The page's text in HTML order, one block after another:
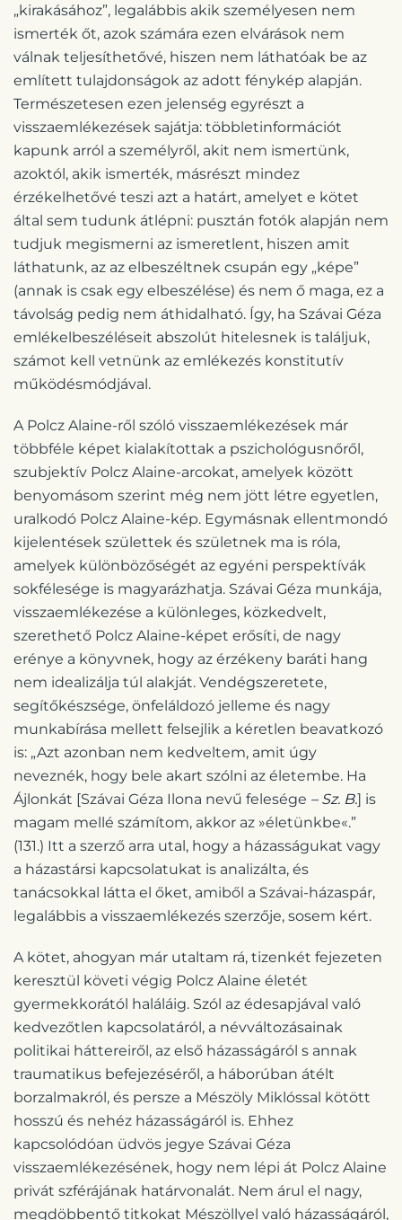
„kirakásához”, legalábbis akik személyesen nem
ismerték őt, azok számára ezen elvárások nem
válnak teljesíthetővé, hiszen nem láthatóak be az
említett tulajdonságok az adott fénykép alapján.
Természetesen ezen jelenség egyrészt a
visszaemlékezések sajátja: többletinformációt
kapunk arról a személyről, akit nem ismertünk,
azoktól, akik ismerték, másrészt mindez
érzékelhetővé teszi azt a határt, amelyet e kötet
által sem tudunk átlépni: pusztán fotók alapján nem
tudjuk megismerni az ismeretlent, hiszen amit
láthatunk, az az elbeszéltnek csupán egy „képe”
(annak is csak egy elbeszélése) és nem ő maga, ez a
távolság pedig nem áthidalható. Így, ha Szávai Géza
emlékelbeszéléseit abszolút hitelesnek is találjuk,
számot kell vetnünk az emlékezés konstitutív
működésmódjával.
A Polcz Alaine-ről szóló visszaemlékezések már
többféle képet kialakítottak a pszichológusnőről,
szubjektív Polcz Alaine-arcokat, amelyek között
benyomásom szerint még nem jött létre egyetlen,
uralkodó Polcz Alaine-kép. Egymásnak ellentmondó
kijelentések születtek és születnek ma is róla,
amelyek különbözőségét az egyéni perspektívák
sokfélesége is magyarázhatja. Szávai Géza munkája,
visszaemlékezése a különleges, közkedvelt,
szerethető Polcz Alaine-képet erősíti, de nagy
erénye a könyvnek, hogy az érzékeny baráti hang
nem idealizálja túl alakját. Vendégszeretete,
segítőkészsége, önfeláldozó jelleme és nagy
munkabírása mellett felsejlik a kéretlen beavatkozó
is: „Azt azonban nem kedveltem, amit úgy
neveznék, hogy bele akart szólni az életembe. Ha
Ájlonkát [Szávai Géza Ilona nevű felesége – Sz. B.] is
magam mellé számítom, akkor az »életünkbe«.”
(131.) Itt a szerző arra utal, hogy a házasságukat vagy
a házastársi kapcsolatukat is analizálta, és
tanácsokkal látta el őket, amiből a Szávai-házaspár,
legalábbis a visszaemlékezés szerzője, sosem kért.
A kötet, ahogyan már utaltam rá, tizenkét fejezeten
keresztül követi végig Polcz Alaine életét
gyermekkorától haláláig. Szól az édesapjával való
kedvezőtlen kapcsolatáról, a névváltozásainak
politikai háttereiről, az első házasságáról s annak
traumatikus befejezéséről, a háborúban átélt
borzalmakról, és persze a Mészöly Miklóssal kötött
hosszú és nehéz házasságáról is. Ehhez
kapcsolódóan üdvös jegye Szávai Géza
visszaemlékezésének, hogy nem lépi át Polcz Alaine
privát szférájának határvonalát. Nem árul el nagy,
megdöbbentő titkokat Mészöllyel való házasságáról,